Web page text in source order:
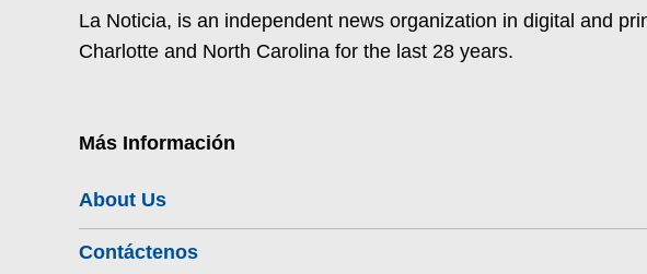
La Noticia, is an independent news organization in digital and
Charlotte and North Carolina for the last 28 years.
Más Información
About Us
Contáctenos